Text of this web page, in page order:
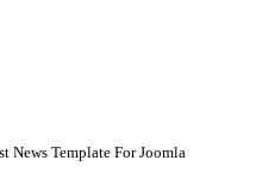
News Template For Joomla